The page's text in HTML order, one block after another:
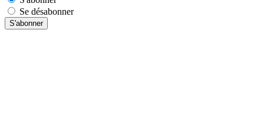
Se désabonner